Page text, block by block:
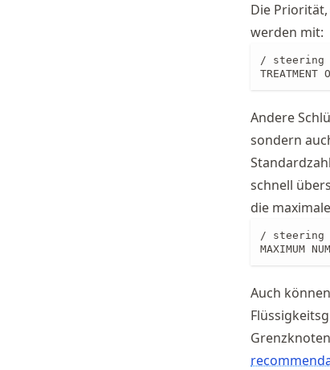
Die
werden mit:
/
Andere
sondern
schnell
die
/
MAXIMUM
Auch